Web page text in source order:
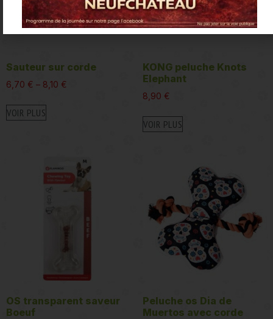
Sauteur sur corde
6,70 € – 8,10 €
VOIR PLUS
KONG peluche Knots
Elephant
8,90 €
VOIR PLUS
OS transparent saveur
Boeuf
Peluche os Dia de
Muertos avec corde